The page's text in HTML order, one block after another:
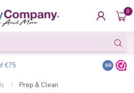
0
Besteld voor 16:00, vandaag verzonden
8.8
/ Prep & Clean